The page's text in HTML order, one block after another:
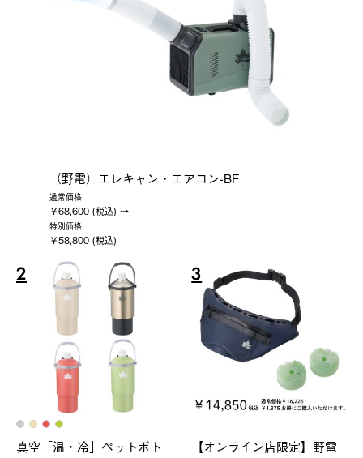
（野電）エレキャン・エアコン-BF
通常価格
￥68,600 (税込)
特別価格
￥58,800 (税込)
2
真空「温・冷」ペットボト
3
【オンライン店限定】野電